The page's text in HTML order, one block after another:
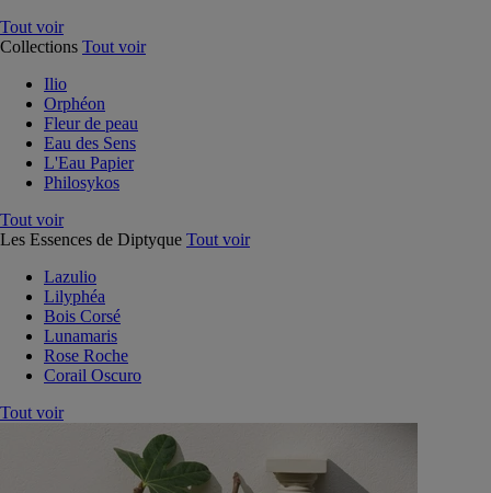
Tout voir
Collections Tout voir
Ilio
Orphéon
Fleur de peau
Eau des Sens
L'Eau Papier
Philosykos
Tout voir
Les Essences de Diptyque Tout voir
Lazulio
Lilyphéa
Bois Corsé
Lunamaris
Rose Roche
Corail Oscuro
Tout voir